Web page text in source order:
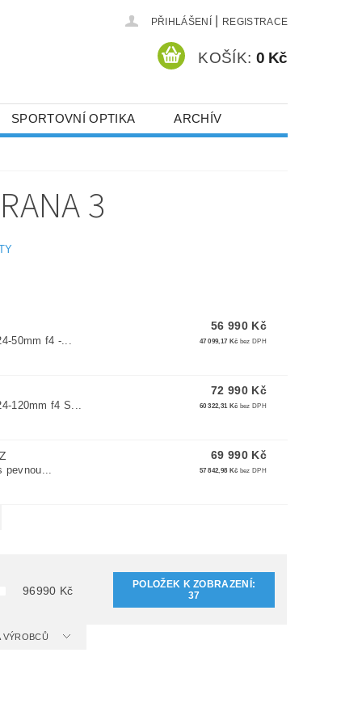
PŘIHLÁŠENÍ REGISTRACE
KOŠÍK: 0 Kč
SPORTOVNÍ OPTIKA ARCHÍV
3
50mm f4 -...
56 990 Kč
47 099,17 Kč bez DPH
120mm f4 S...
72 990 Kč
60 322,31 Kč bez DPH
pevnou...
69 990 Kč
57 842,98 Kč bez DPH
96990 Kč
POLOŽEK K ZOBRAZENÍ:
37
VÝROBCŮ